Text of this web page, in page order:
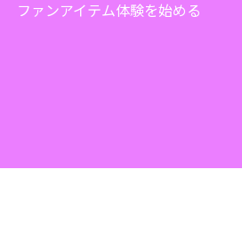
ファンアイテム体験を始める